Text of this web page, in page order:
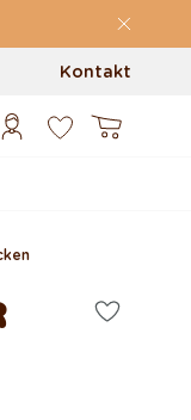
Kontakt
Warenkorb